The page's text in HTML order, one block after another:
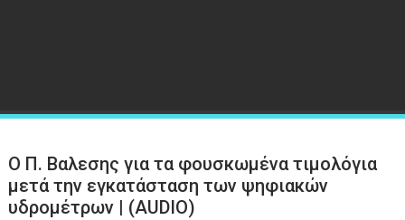
Ο Π. Βαλεσης για τα φουσκωμένα τιμολόγια
μετά την εγκατάσταση των ψηφιακών
υδρομέτρων | (AUDIO)